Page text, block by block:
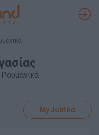
My Jobfind